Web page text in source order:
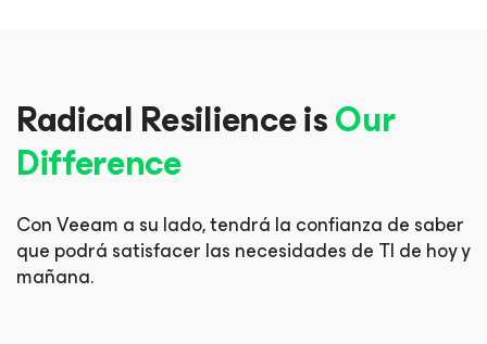
Radical Resilience isOur
Difference
Con Veeam a su lado, tendrá la confianza de saber
que podrá satisfacer las necesidades de TI de hoy y
mañana.